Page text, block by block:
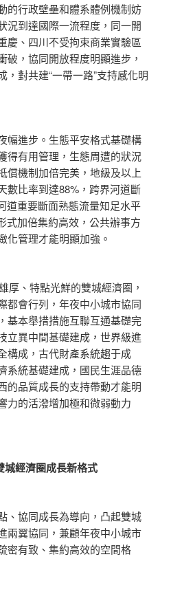
的行政壁壘和體系體例機制妨
況到達國際一流程度，同一開
慶、四川不受拘束商業實驗區
破，協同開放程度明顯進步，
，對共建“一帶一路”支持感化明
進步。生態平安格式基礎構
得有用管理，生態周遭的狀況
償機制加倍完美，地級及以上
數比率到達88%，跨界河道斷
道重要斷面熟態流量知足水平
式加倍集約高效，公共辦事方
化管理才能明顯加強。
、特點光鮮的雙城經濟圈，
都會行列，年夜中小城市協同
基本舉措措施互聯互通基礎完
立異中間基礎建成，世界級進
構成，古代財產系統趨于成
系統基礎建成，國民生涯品德
的品質成長的支持帶動才能明
力的活潑增加極和微弱動力
經濟圈成長新格式
協同成長為導向，凸起雙城
兩翼協同，兼顧年夜中小城市
密有致、集約高效的空間格